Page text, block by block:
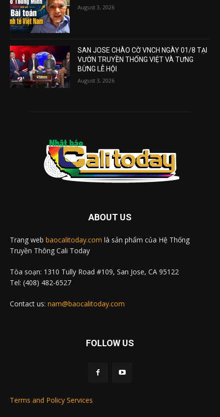
August 3, 2026
SAN JOSE CHÀO CỜ VNCH NGÀY 01/8 TẠI
VƯỜN TRUYỀN THỐNG VIỆT VÀ TƯNG
BỪNG LỄ HỘI
August 3, 2026
ABOUT US
Trang web baocalitoday.com là sản phẩm của Hệ Thống
Truyền Thông Cali Today
Tòa soạn: 1310 Tully Road #109, San Jose, CA 95122
Tel: (408) 482-6527
Contact us: nam@baocalitoday.com
FOLLOW US
Terms and Policy Services